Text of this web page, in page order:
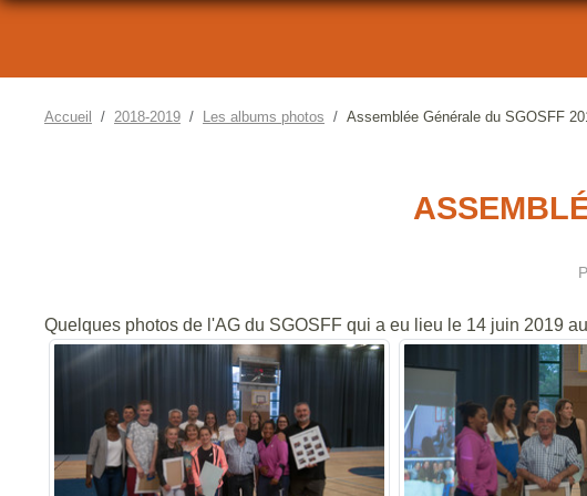
Accueil 2018-2019 Les albums photos Assemblée Générale du SGOSFF
Quelques photos de l'AG du SGOSFF qui a eu lieu le 14 juin 2019